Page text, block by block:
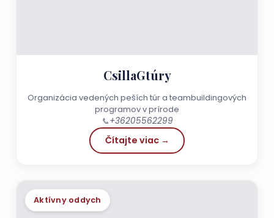
CsillaGtúry
Organizácia vedených peších túr a teambuildingových
programov v prírode
📞+36205562299
Čítajte viac →
Aktívny oddych